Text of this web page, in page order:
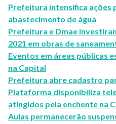
Prefeitura intensifica ações
abastecimento de água
Prefeitura e Dmae
2021 em obras de
Eventos em áreas públicas
na Capital
Prefeitura abre cadastro
Plataforma disponibiliza
atingidos pela enchente na
Aulas permanecerão